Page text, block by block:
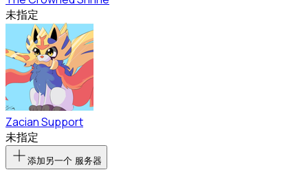
未指定
Zacian Support
未指定
添加另一个 服务器